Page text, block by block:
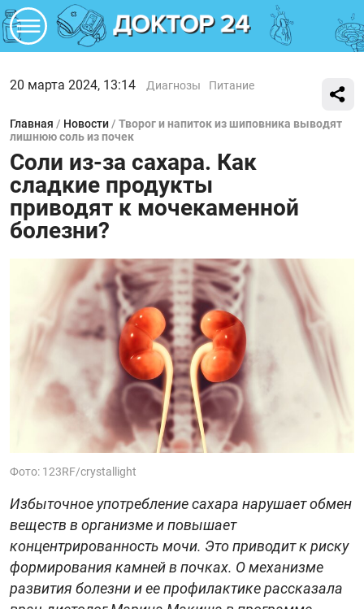
20 марта 2024, 13:14 Диагнозы Питание
Главная / Новости / Творог и напиток из шиповника выводят
лишнюю соль из почек
Соли из-за сахара. Как
сладкие продукты
приводят к мочекаменной
болезни?
Фото: 123RF/crystallight
Избыточное употребление сахара нарушает обмен
веществ в организме и повышает
концентрированность мочи. Это приводит к риску
формирования камней в почках. О механизме
развития болезни и ее профилактике рассказала